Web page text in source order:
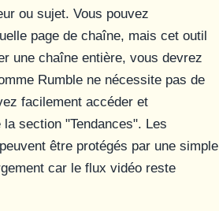
ou sujet. Vous pouvez
page de chaîne, mais cet outil
une chaîne entière, vous devrez
Rumble ne nécessite pas de
facilement accéder et
section "Tendances". Les
être protégés par une simple
car le flux vidéo reste